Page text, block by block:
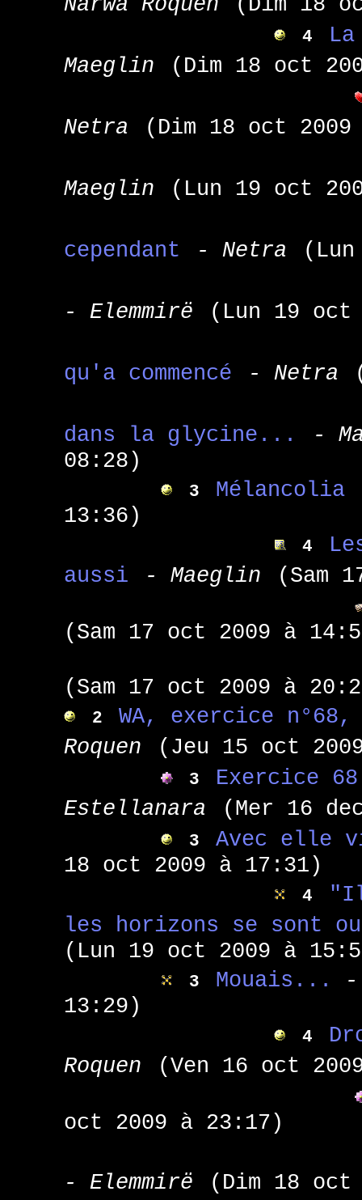
4
Maeglin
(Dim 18 oct
Netra (Dim 18 oct
Maeglin (Lun 19 oct
cependant - Netra
- Elemmirë (Lun 19 oct
qu'a commencé - Netra
dans la glycine...
-
08:28)
3 Mélancolia
13:36)
4
aussi
- Maeglin (Sam
(Sam 17 oct 2009 à
(Sam 17 oct 2009 à
2
WA, exercice
Roquen
(Jeu 15 oct
3
Exercice 68
Estellanara
(Mer 16
3
Avec elle
18 oct 2009 à 17:31)
4
les horizons se sont
(Lun 19 oct 2009 à
3 Mouais...
13:29)
4
Roquen
(Ven 16 oct
oct 2009 à 23:17)
- Elemmirë (Dim 18 oct